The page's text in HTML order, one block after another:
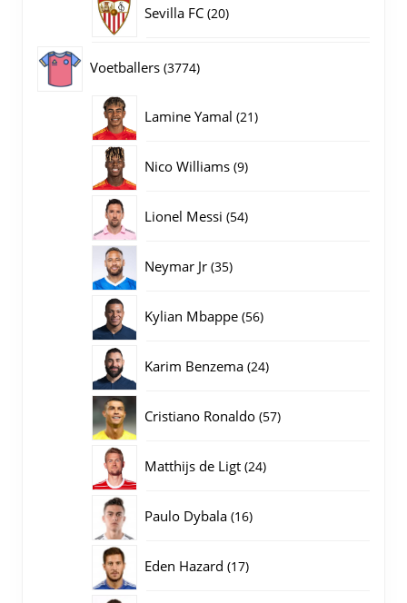
Sevilla FC 2020
Voetballers 37743774
Lamine Yamal 2121
Nico Williams 99
Lionel Messi 5454
Neymar Jr 3535
Kylian Mbappe 5656
Karim Benzema 2424
Cristiano Ronaldo 5757
Matthijs de Ligt 2424
Paulo Dybala 1616
Eden Hazard 1717